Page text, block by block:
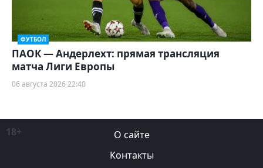
ФУТБОЛ
ПАОК — Андерлехт: прямая трансляция
матча Лиги Европы
06 августа 2026 22:40
18+
О сайте
Контакты